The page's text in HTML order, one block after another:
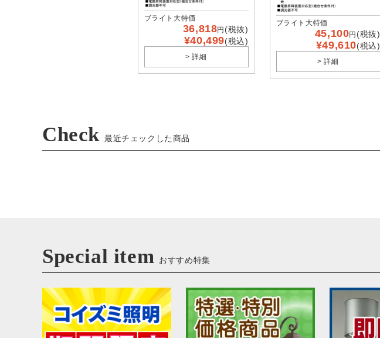
ブライト大特価
36,818円 (税抜)
¥40,499(税込)
> 詳細
ブライト大特価
45,100円 (税抜)
¥49,610(税込)
> 詳細
Check 最近チェックした商品
Special item おすすめ特集